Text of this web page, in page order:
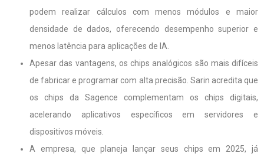
podem realizar cálculos com menos módulos e maior
densidade de dados, oferecendo desempenho superior e
menos latência para aplicações de IA.
Apesar das vantagens, os chips analógicos são mais difíceis
de fabricar e programar com alta precisão. Sarin acredita que
os chips da Sagence complementam os chips digitais,
acelerando aplicativos específicos em servidores e
dispositivos móveis.
A empresa, que planeja lançar seus chips em 2025, já